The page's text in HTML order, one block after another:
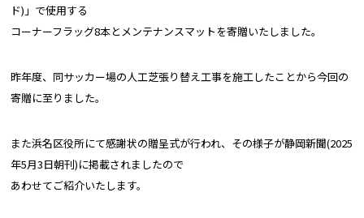
ド)」で使用する
コーナーフラッグ8本とメンテナンスマットを寄贈いたしました。
昨年度、同サッカー場の人工芝張り替え工事を施工したことから今回の
寄贈に至りました。
また浜名区役所にて感謝状の贈呈式が行われ、その様子が静岡新聞(2025
年5月3日朝刊)に掲載されましたので
あわせてご紹介いたします。